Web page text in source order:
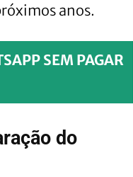
anos.
SEM PAGAR
do